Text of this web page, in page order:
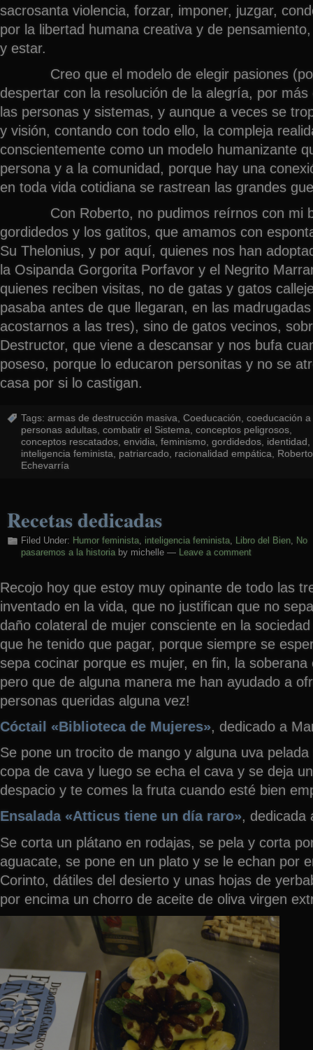
sacrosanta violencia, forzar, imponer, juzgar,
por la libertad humana creativa y de
y estar.
Creo que el modelo de elegir pasiones (por
despertar con la resolución de la alegría, por
las personas y sistemas, y aunque a veces se
y visión, contando con todo ello, la compleja
conscientemente como un modelo humanizante
persona y a la comunidad, porque hay una
en toda vida cotidiana se rastrean las grandes
Con Roberto, no pudimos reírnos con mi
gordidedos y los gatitos, que amamos con
Su Thelonius, y por aquí, quienes nos han
la Osipanda Gorgorita Porfavor y el Negrito
quienes reciben visitas, no de gatas y gatos
pasaba antes de que llegaran, en las
acostarnos a las tres), sino de gatos vecinos,
Destructor, que viene a descansar y nos bufa
poseso, porque lo educaron personitas y no se
casa por si lo castigan.
Tags: armas de destrucción masiva Coeducación coeducación a
personas adultas combatir el Sistema conceptos peligrosos
conceptos rescatados envidia feminismo gordidedos identidad
inteligencia feminista
patriarcado racionalidad empática
Roberto
Echevarría
Recetas dedicadas
Filed Under: Humor feminista, inteligencia feminista, Libro del Bien, No
pasaremos a la historiaby michelle — Leave a comment
Recojo hoy que estoy muy opinante de todo las
inventado en la vida, que no justifican que no
daño colateral de mujer consciente en la
que he tenido que pagar, porque siempre se
sepa cocinar porque es mujer, en fin, la
pero que de alguna manera me han ayudado a
personas queridas alguna vez!
Cóctail «Biblioteca de Mujeres», dedicado a
Se pone un trocito de mango y alguna uva
copa de cava y luego se echa el cava y se deja
despacio y te comes la fruta cuando esté bien
Ensalada «Atticus tiene un día raro», dedicada
Se corta un plátano en rodajas, se pela y corta
aguacate, se pone en un plato y se le echan por
Corinto, dátiles del desierto y unas hojas de
por encima un chorro de aceite de oliva virgen